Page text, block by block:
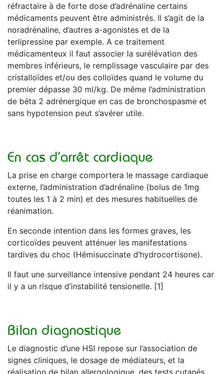
réfractaire à de forte dose d’adrénaline certains
médicaments peuvent être administrés. Il s’agit de la
noradrénaline, d’autres a-agonistes et de la
terlipressine par exemple. A ce traitement
médicamenteux il faut associer la surélévation des
membres inférieurs, le remplissage vasculaire par des
cristalloïdes et/ou des colloïdes quand le volume du
premier dépasse 30 ml/kg. De même l’administration
de béta 2 adrénergique en cas de bronchospasme et
sans hypotension peut s’avérer utile.
En cas d’arrêt cardiaque
La prise en charge comportera le massage cardiaque
externe, l’administration d’adrénaline (bolus de 1mg
toutes les 1 à 2 min) et des mesures habituelles de
réanimation.
En seconde intention dans les formes graves, les
corticoïdes peuvent atténuer les manifestations
tardives du choc (Hémisuccinate d’hydrocortisone).
Il faut une surveillance intensive pendant 24 heures car
il y a un risque d’instabilité tensionelle. [1]
Bilan diagnostique
Le diagnostic d’une HSI repose sur l’association de
signes cliniques, le dosage de médiateurs, et la